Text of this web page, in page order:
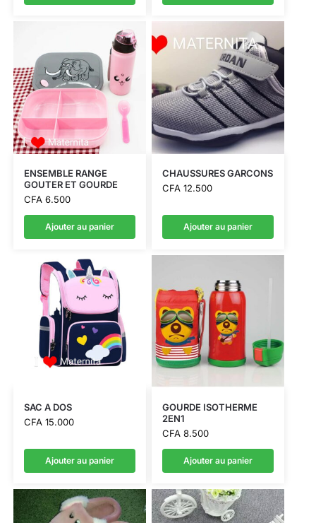
ENSEMBLE RANGE
GOUTER ET GOURDE
CFA6.500
Ajouter au panier
CHAUSSURES GARCONS
CFA12.500
Ajouter au panier
SAC A DOS
CFA15.000
Ajouter au panier
GOURDE ISOTHERME
2EN1
CFA8.500
Ajouter au panier